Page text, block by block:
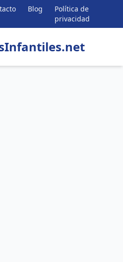
Blog
Política de
privacidad